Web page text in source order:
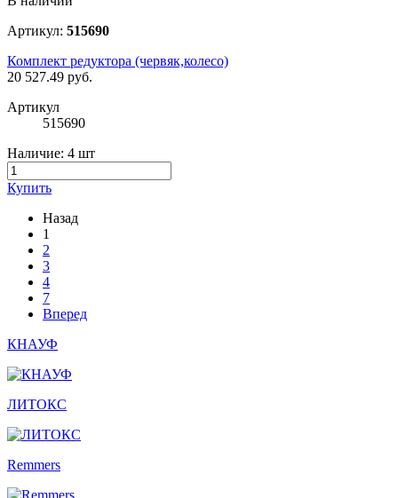
Артикул: 515690
Комплект редуктора (червяк,колесо)
20 527.49 руб.
Артикул
515690
Наличие: 4 шт
Купить
Назад
1
2
3
4
7
Вперед
КНАУФ
ЛИТОКС
Remmers